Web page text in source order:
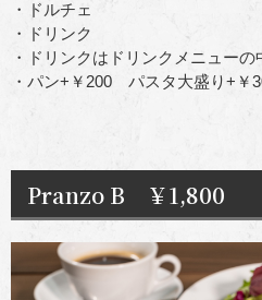
・ドルチェ
・ドリンク
・ドリンクはドリンクメニューの
・パン+￥200 パスタ大盛り+￥
Pranzo B ￥1,800